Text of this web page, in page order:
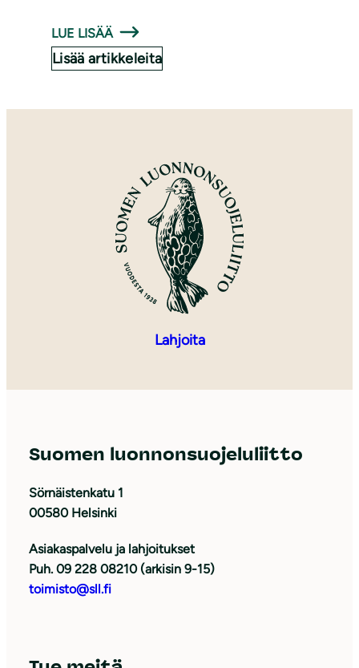
LUE LISÄÄ
Lisää artikkeleita
Lahjoita
Suomen luonnonsuojeluliitto
Sörnäistenkatu 1
00580 Helsinki
Asiakaspalvelu ja lahjoitukset
Puh. 09 228 08210 (arkisin 9-15)
toimisto@sll.fi